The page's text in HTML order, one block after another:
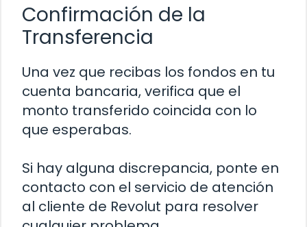
Confirmación de la
Transferencia
Una vez que recibas los fondos en tu
cuenta bancaria, verifica que el
monto transferido coincida con lo
que esperabas.
Si hay alguna discrepancia, ponte en
contacto con el servicio de atención
al cliente de Revolut para resolver